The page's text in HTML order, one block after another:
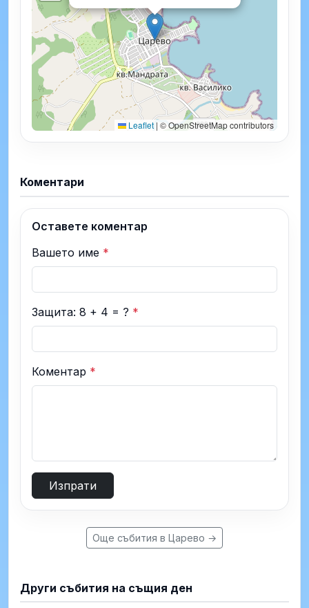
Leaflet | © OpenStreetMap contributors
Коментари
Оставете коментар
Вашето име *
Защита: 8 + 4 = ? *
Коментар *
Изпрати
Още събития в Царево →
Други събития на същия ден